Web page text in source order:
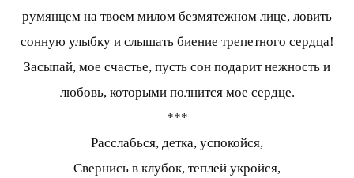
румянцем на твоем милом безмятежном лице, ловить
сонную улыбку и слышать биение трепетного сердца!
Засыпай, мое счастье, пусть сон подарит нежность и
любовь, которыми полнится мое сердце.
***
Расслабься, детка, успокойся,
Свернись в клубок, теплей укройся,